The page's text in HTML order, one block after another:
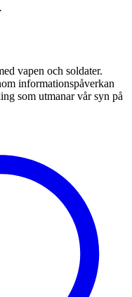
·
vapen och soldater.
informationspåverkan
som utmanar vår syn på